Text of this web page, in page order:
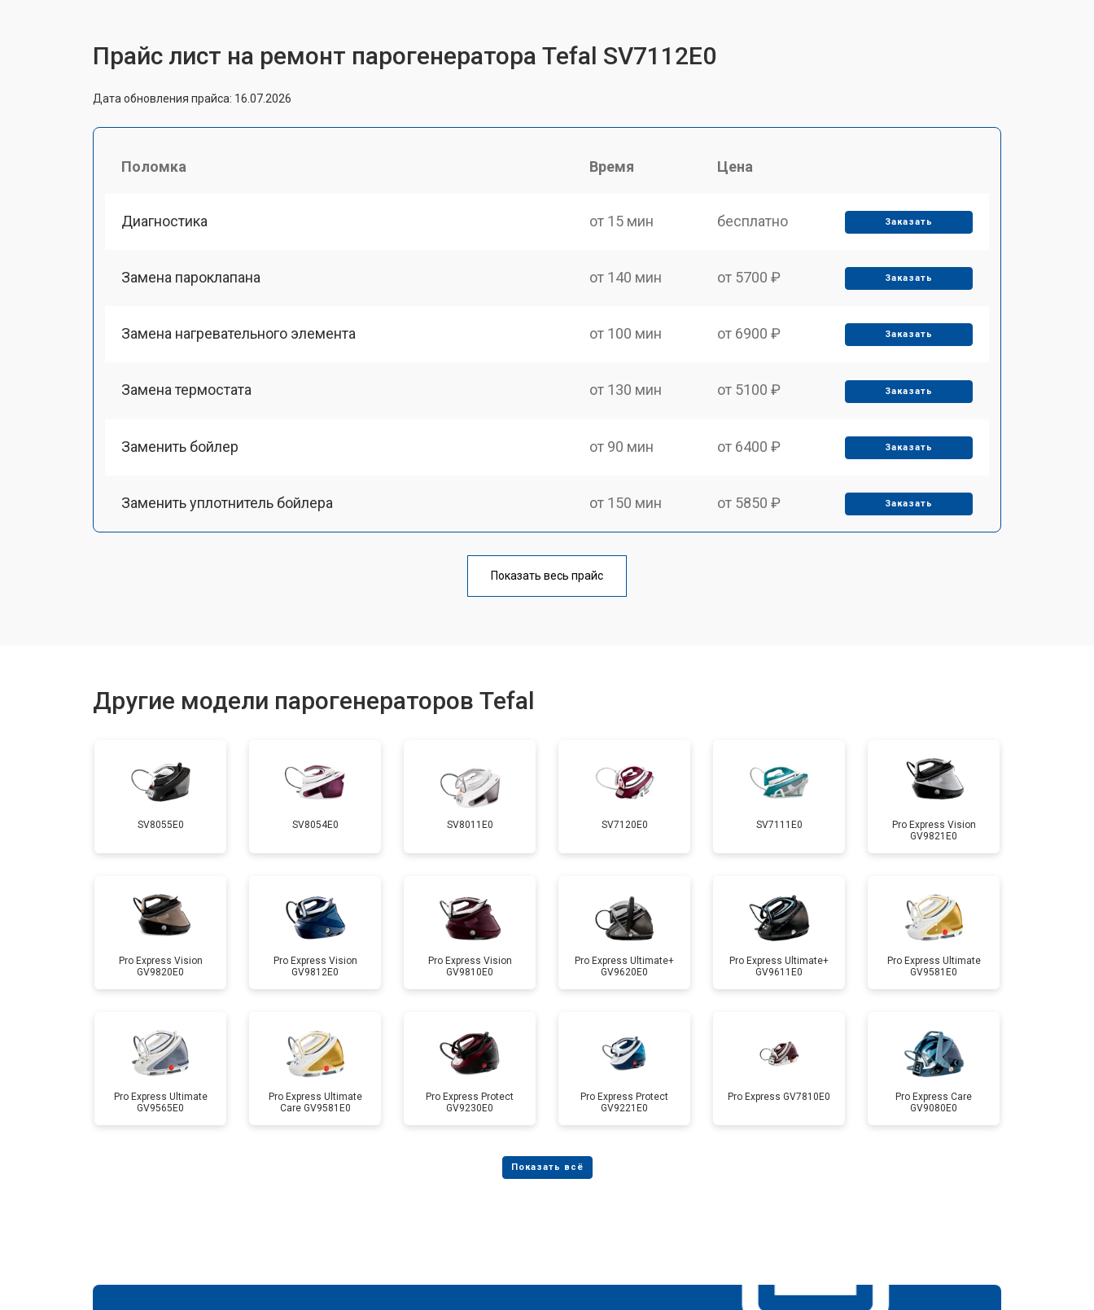
Прайс лист на ремонт парогенератора Tefal SV7112E0
Дата обновления прайса: 16.07.2026
Поломка Время Цена
Диагностика от 15 мин бесплатно Заказать
Замена пароклапана от 140 мин от 5700 ₽ Заказать
Замена нагревательного элемента от 100 мин от 6900 ₽ Заказать
Замена термостата от 130 мин от 5100 ₽ Заказать
Заменить бойлер от 90 мин от 6400 ₽ Заказать
Заменить уплотнитель бойлера от 150 мин от 5850 ₽ Заказать
от 70 мин
Очистка подошвы утюга от 110 мин от 4150 ₽ Заказать
Заказать
Профилактическая чистка от 120 мин от 4700 ₽ Заказать
Замена клапана давления от 90 мин от 5850 ₽ Заказать
Показать весь прайс
Другие модели парогенераторов Tefal
SV8055E0 SV8054E0 SV8011E0 SV7120E0 SV7111E0
Pro Express Vision
GV9821E0
Pro Express Vision
GV9820E0
Pro Express Vision
GV9812E0
Pro Express Vision
GV9810E0
Pro Express Ultimate+
GV9620E0
Pro Express Ultimate+
GV9611E0
Pro Express Ultimate
GV9581E0
Pro Express Ultimate
GV9565E0
Pro Express Ultimate
Care GV9581E0
Pro Express Protect
GV9230E0
Pro Express Protect
GV9221E0
Pro Express GV7810E0
Pro Express Care
GV9080E0